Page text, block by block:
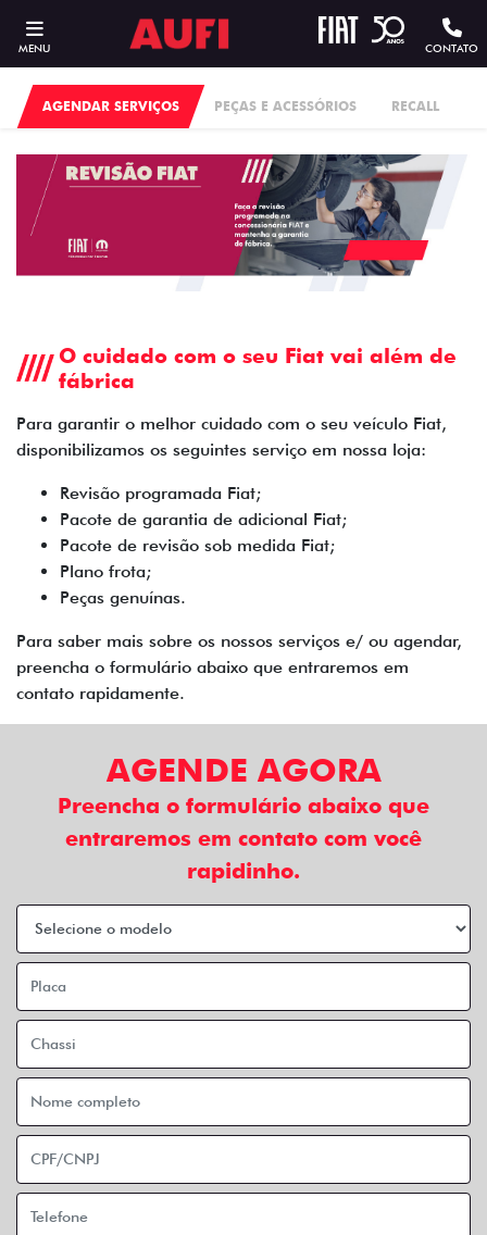
MENU CONTATO
AGENDAR SERVIÇOS PEÇAS E ACESSÓRIOS RECALL
O cuidado com o seu Fiat vai além de
fábrica
Para garantir o melhor cuidado com o seu veículo Fiat,
disponibilizamos os seguintes serviço em nossa loja:
Revisão programada Fiat;
Pacote de garantia de adicional Fiat;
Pacote de revisão sob medida Fiat;
Plano frota;
Peças genuínas.
Para saber mais sobre os nossos serviços e/ ou agendar,
preencha o formulário abaixo que entraremos em
contato rapidamente.
AGENDE AGORA
Preencha o formulário abaixo que
entraremos em contato com você
rapidinho.